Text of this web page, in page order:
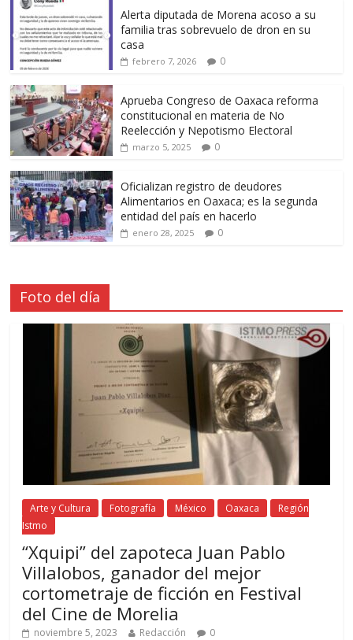
Alerta diputada de Morena acoso a su
familia tras sobrevuelo de dron en su
casa
febrero 7, 2026 0
Aprueba Congreso de Oaxaca reforma
constitucional en materia de No
Reelección y Nepotismo Electoral
marzo 5, 2025 0
Oficializan registro de deudores
Alimentarios en Oaxaca; es la segunda
entidad del país en hacerlo
enero 28, 2025 0
Foto del día
Arte y Cultura Fotografía México Oaxaca
Región
Istmo
“Xquipi” del zapoteca Juan Pablo
Villalobos, ganador del mejor
cortometraje de ficción en Festival
del Cine de Morelia
noviembre 5, 2023 Redacción 0